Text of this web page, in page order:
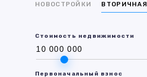
НОВОСТРОЙКИ ВТОРИЧНАЯ
Стоимость недвижимости
Первоначальный взнос